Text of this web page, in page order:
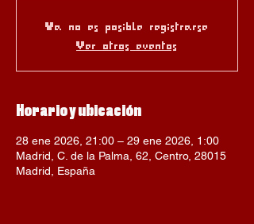
Ya no es posible registrarse
Ver otros eventos
Horario y ubicación
28 ene 2026, 21:00 – 29 ene 2026, 1:00
Madrid, C. de la Palma, 62, Centro, 28015
Madrid, España